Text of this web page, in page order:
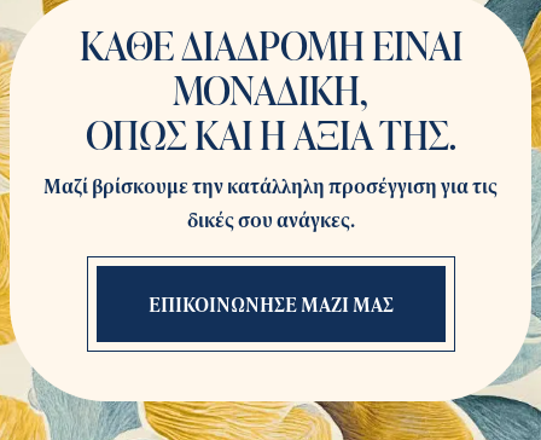
ΚΑΘΕ ΔΙΑΔΡΟΜΗ ΕΙΝΑΙ
ΜΟΝΑΔΙΚΗ,
ΟΠΩΣ ΚΑΙ Η ΑΞΙΑ ΤΗΣ.
Μαζί βρίσκουμε την κατάλληλη προσέγγιση για τις
δικές σου ανάγκες.
ΕΠΙΚΟΙΝΩΝΗΣΕ ΜΑΖΙ ΜΑΣ